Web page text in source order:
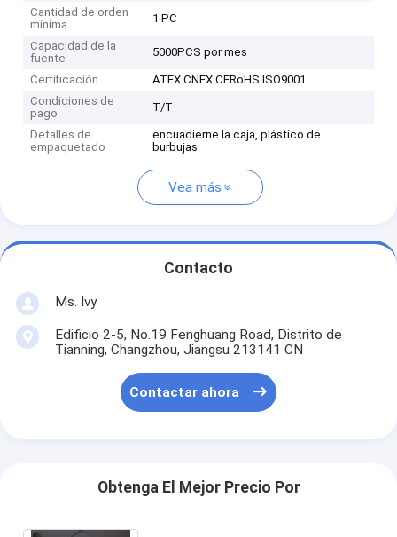
Cantidad de orden
mínima
1 PC
Capacidad de la
fuente
5000PCS por mes
Certificación
ATEX CNEX CERoHS ISO9001
Condiciones de
pago
T/T
Detalles de
empaquetado
encuadierne la caja, plástico de
burbujas
Vea más
Contacto
Ms. Ivy
Edificio 2-5, No.19 Fenghuang Road, Distrito de
Tianning, Changzhou, Jiangsu 213141 CN
Contactar ahora
Obtenga El Mejor Precio Por